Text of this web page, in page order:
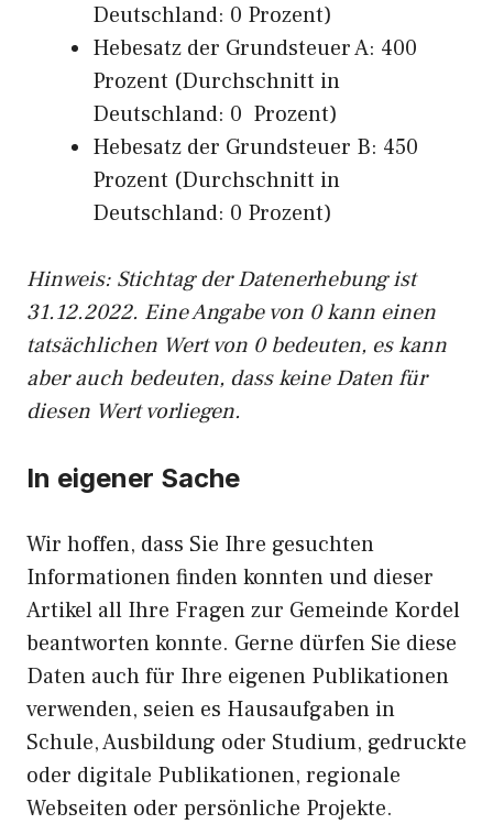
Deutschland: 0 Prozent)
Hebesatz der Grundsteuer A: 400
Prozent (Durchschnitt in
Deutschland: 0 Prozent)
Hebesatz der Grundsteuer B: 450
Prozent (Durchschnitt in
Deutschland: 0 Prozent)
Hinweis: Stichtag der Datenerhebung ist
31.12.2022. Eine Angabe von 0 kann einen
tatsächlichen Wert von 0 bedeuten, es kann
aber auch bedeuten, dass keine Daten für
diesen Wert vorliegen.
In eigener Sache
Wir hoffen, dass Sie Ihre gesuchten
Informationen finden konnten und dieser
Artikel all Ihre Fragen zur Gemeinde Kordel
beantworten konnte. Gerne dürfen Sie diese
Daten auch für Ihre eigenen Publikationen
verwenden, seien es Hausaufgaben in
Schule, Ausbildung oder Studium, gedruckte
oder digitale Publikationen, regionale
Webseiten oder persönliche Projekte.